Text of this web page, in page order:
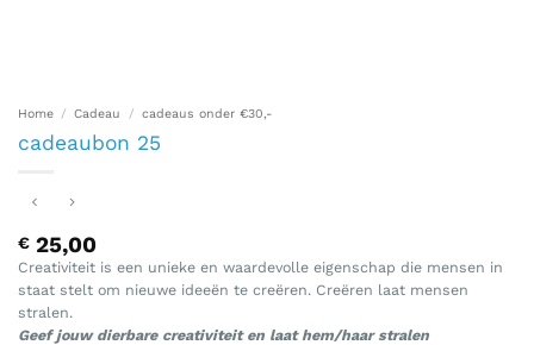
Home / Cadeau / cadeaus onder €30,-
cadeaubon 25
€ 25,00
Creativiteit is een unieke en waardevolle eigenschap die mensen in
staat stelt om nieuwe ideeën te creëren. Creëren laat mensen
stralen.
Geef jouw dierbare creativiteit en laat hem/haar stralen